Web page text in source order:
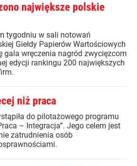
największe polskie
tygodniu w sali notowań
Giełdy Papierów Wartościowych
gala wręczenia nagród zwycięzcom
edycji rankingu 200 największych
niż praca
do pilotażowego programu
– Integracja”. Jego celem jest
zatrudnienia osób